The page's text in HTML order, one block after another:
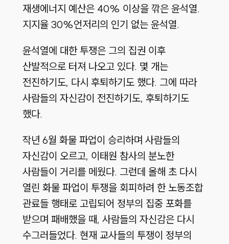
재생에너지 예산은 40% 이상을 깎은 윤석열.
지지율 30%언저리의 인기 없는 윤석열.
윤석열에 대한 투쟁은 그의 집권 이후
산발적으로 터져 나오고 있다. 몇 개는
전진하기도, 다시 후퇴하기도 했다. 그에 따라
사람들의 자신감이 전진하기도, 후퇴하기도
했다.
작년 6월 화물 파업이 승리하며 사람들의
자신감이 오르고, 이태원 참사의 분노한
사람들이 거리를 메웠다. 그런데 올해 초 다시
열린 화물 파업이 투쟁을 회피하려 한 노동조합
관료들 행태로 고립되어 정부의 집중 포화를
받으며 패배했을 때, 사람들의 자신감은 다시
수그러들었다. 현재 교사들의 투쟁이 정부의